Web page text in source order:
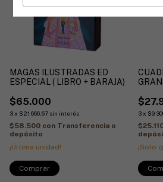
MAGAS ILUSTRADAS ED
ESPECIAL ( LIBRO + BARAJA)
$65.000
3 x $21.666,67 sin interés
$58.500 con Transferencia o
depósito
¡Última unidad!
3 x
¡Solo